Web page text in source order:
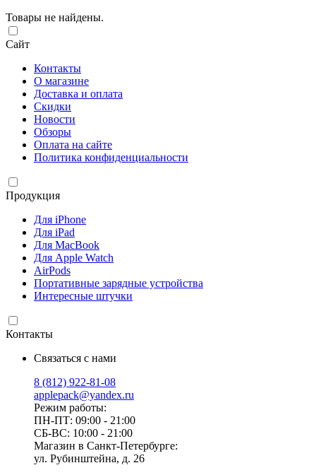
Товары не найдены.
Сайт
Контакты
О магазине
Доставка и оплата
Скидки
Новости
Обзоры
Оплата на сайте
Политика конфиденциальности
Продукция
Для iPhone
Для iPad
Для MacBook
Для Apple Watch
AirPods
Портативные зарядные устройства
Интересные штучки
Контакты
Связаться с нами
8 (812) 922-81-08
applepack@yandex.ru
Режим работы:
ПН-ПТ: 09:00 - 21:00
СБ-ВС: 10:00 - 21:00
Магазин в Санкт-Петербурге:
ул. Рубинштейна, д. 26